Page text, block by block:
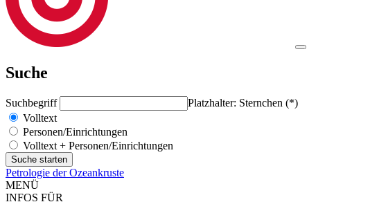
Suche
Suchbegriff
Platzhalter: Sternchen (*)
Volltext
Personen/Einrichtungen
Volltext + Personen/Einrichtungen
Petrologie der Ozeankruste
MENÜ
INFOS FÜR